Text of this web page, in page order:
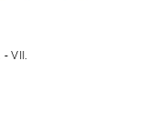
- VII.